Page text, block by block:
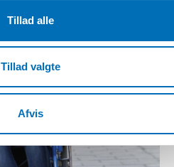
Tillad alle
Tillad valgte
Afvis